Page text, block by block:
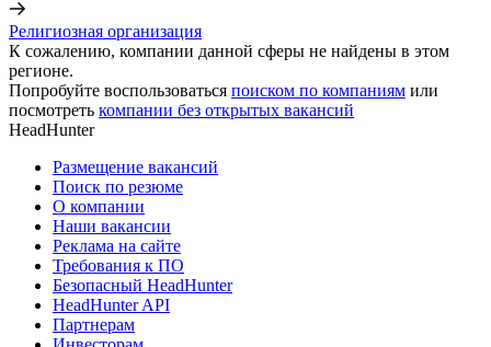
Религиозная организация
К сожалению, компании данной сферы не найдены в этом
регионе.
Попробуйте воспользоваться поиском по компаниям или
посмотреть компании без открытых вакансий
HeadHunter
Размещение вакансий
Поиск по резюме
О компании
Наши вакансии
Реклама на сайте
Требования к ПО
Безопасный HeadHunter
HeadHunter API
Партнерам